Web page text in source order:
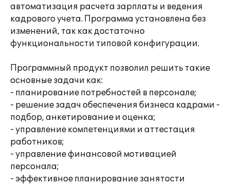
автоматизация расчета зарплаты и ведения
кадрового учета. Программа установлена без
изменений, так как достаточно
функциональности типовой конфигурации.
Программный продукт позволил решить такие
основные задачи как:
- планирование потребностей в персонале;
- решение задач обеспечения бизнеса кадрами -
подбор, анкетирование и оценка;
- управление компетенциями и аттестация
работников;
- управление финансовой мотивацией
персонала;
- эффективное планирование занятости